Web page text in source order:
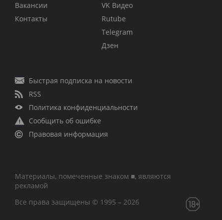
Вакансии
Контакты
VK Видео
Rutube
Telegram
Дзен
Быстрая подписка на новости
RSS
Политика конфиденциальности
Сообщить об ошибке
Правовая информация
Материалы, помеченные знаком ■, являются
рекламой
Все права защищены © 1995 – 2026